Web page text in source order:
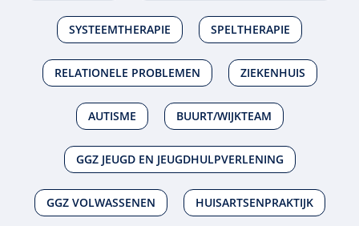
SYSTEEMTHERAPIE SPELTHERAPIE
RELATIONELE PROBLEMEN ZIEKENHUIS
AUTISME BUURT/WIJKTEAM
GGZ JEUGD EN JEUGDHULPVERLENING
GGZ VOLWASSENEN HUISARTSENPRAKTIJK